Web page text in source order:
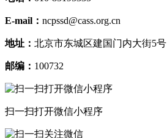
E-mail： ncpssd@cass.org.cn
地址： 北京市东城区建国门内大街5号
邮编： 100732
扫一扫打开微信小程序